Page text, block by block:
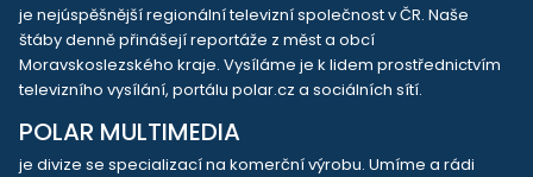
je nejúspěšnější regionální televizní společnost v ČR. Naše
štáby denně přinášejí reportáže z měst a obcí
Moravskoslezského kraje. Vysíláme je k lidem prostřednictvím
televizního vysílání, portálu polar.cz a sociálních sítí.
POLAR MULTIMEDIA
je divize se specializací na komerční výrobu. Umíme a rádi